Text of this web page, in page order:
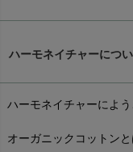
配送と送料chevron_right
在庫状況と発送予定chevron_right
ハーモネイチャーにつ
ハーモネイチャーによ
オーガニックコットンと